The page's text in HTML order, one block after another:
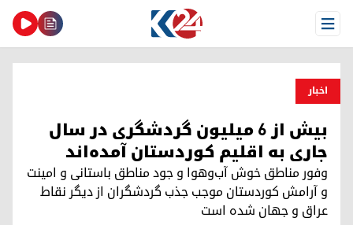
Open Menu
اخبار
بیش از ۶ میلیون گردشگری در سال
جاری به اقلیم کوردستان آمده‌اند
وفور مناطق خوش آب‌وهوا و جود مناطق باستانی و امینت
و آرامش کوردستان موجب جذب گردشگران از دیگر نقاط
عراق و جهان شده است